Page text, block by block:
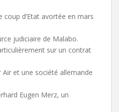
coup d’Etat avortée en mars
judiciaire de Malabo.
sur un contrat
et une société allemande
Eugen Merz, un